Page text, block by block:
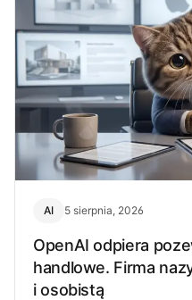
AI 5 sierpnia, 2026
OpenAI odpiera
handlowe. Firma
i osobistą